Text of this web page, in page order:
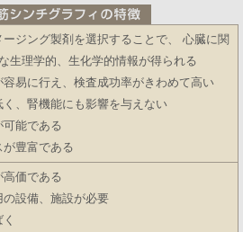
ージング製剤を選択することで、 心臓に関
生理学的、生化学的情報が得られる
容易に行え、検査成功率がきわめて高い
く、腎機能にも影響を与えない
能である
豊富である
高価である
の設備、施設が必要